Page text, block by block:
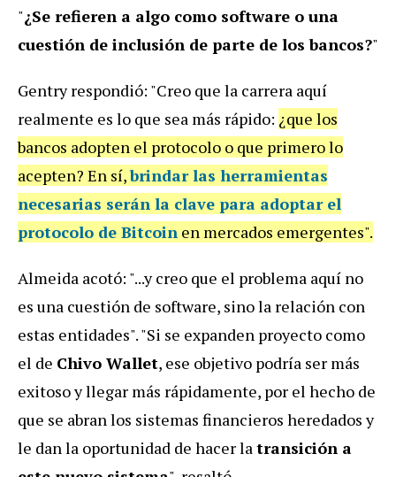
"¿Se refieren a algo como software o una
cuestión de inclusión de parte de los bancos?"
Gentry respondió: "Creo que la carrera aquí
realmente es lo que sea más rápido: ¿que los
bancos adopten el protocolo o que primero lo
acepten? En sí,brindar las herramientas
necesarias serán la clave para adoptar el
protocolo de Bitcoin en mercados emergentes".
Almeida acotó: "...y creo que el problema aquí no
es una cuestión de software, sino la relación con
estas entidades". "Si se expanden proyecto como
el de Chivo Wallet, ese objetivo podría ser más
exitoso y llegar más rápidamente, por el hecho de
que se abran los sistemas financieros heredados y
le dan la oportunidad de hacer latransición a